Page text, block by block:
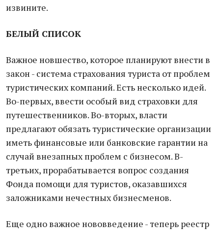
извините.
БЕЛЫЙ СПИСОК
Важное новшество, которое планируют внести в
закон - система страхования туриста от проблем
туристических компаний. Есть несколько идей.
Во-первых, ввести особый вид страховки для
путешественников. Во-вторых, власти
предлагают обязать туристические организации
иметь финансовые или банковские гарантии на
случай внезапных проблем с бизнесом. В-
третьих, прорабатывается вопрос создания
Фонда помощи для туристов, оказавшихся
заложниками нечестных бизнесменов.
Еще одно важное нововведение - теперь реестр